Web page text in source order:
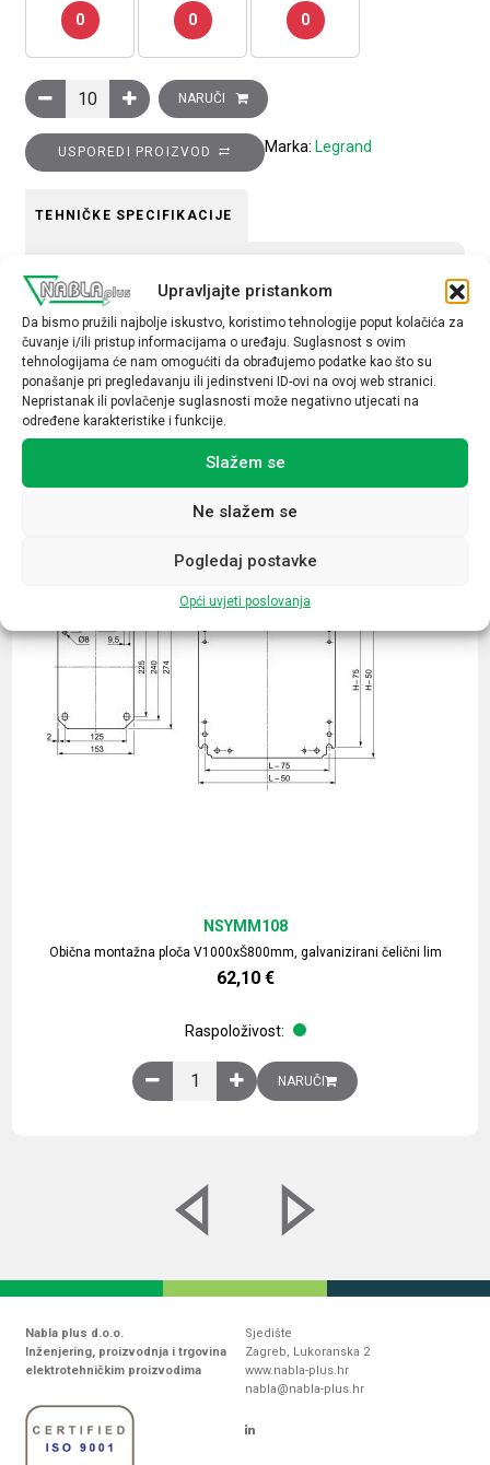
Upravljajte pristankom
Da bismo pružili najbolje iskustvo, koristimo tehnologije poput kolačića za
čuvanje i/ili pristup informacijama o uređaju. Suglasnost s ovim
tehnologijama će nam omogućiti da obrađujemo podatke kao što su
ponašanje pri pregledavanju ili jedinstveni ID-ovi na ovoj web stranici.
Nepristanak ili povlačenje suglasnosti može negativno utjecati na
određene karakteristike i funkcije.
Slažem se
Ne slažem se
Pogledaj postavke
Opći uvjeti poslovanja
0 0 0
Utičnica Clasia 2P+E, 10..16 A, 19-26 mm, bijela količina
NARUČI
USPOREDI PROIZVOD Marka: Legrand
TEHNIČKE SPECIFIKACIJE
Tip uređaja
Utičnica
Povezani proizvodi
Obična montažna ploča V1000xŠ800mm, galvanizirani čelični lim
NSYMM108
62,10 €
Raspoloživost:
Obična montažna ploča V1000xŠ800mm,
NARUČI
Nabla plus d.o.o.
Inženjering, proizvodnja i trgovina
elektrotehničkim proizvodima
Sjedište
Zagreb, Lukoranska 2
www.nabla-plus.hr
nabla@nabla-plus.hr